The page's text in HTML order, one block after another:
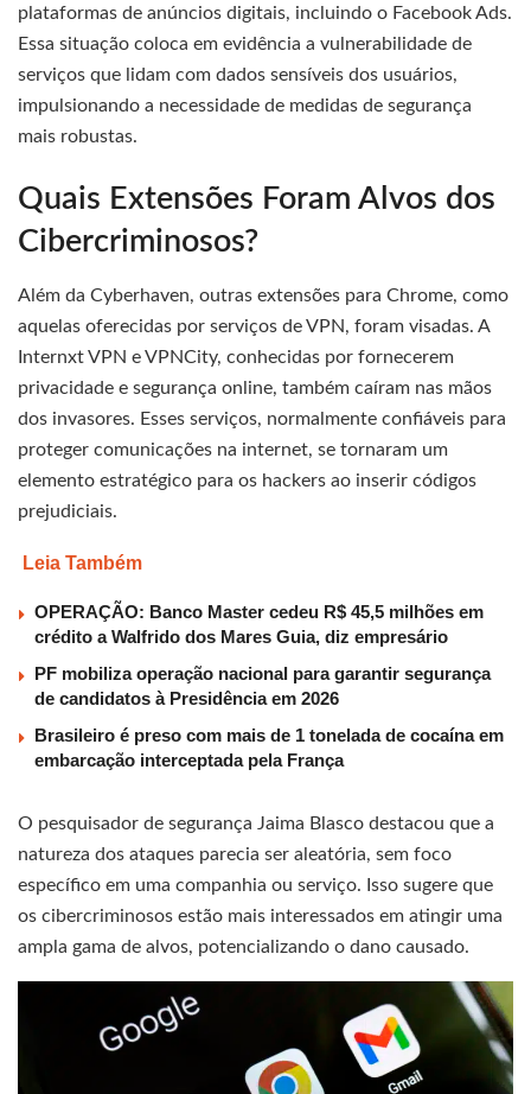
plataformas de anúncios digitais, incluindo o Facebook Ads.
Essa situação coloca em evidência a vulnerabilidade de
serviços que lidam com dados sensíveis dos usuários,
impulsionando a necessidade de medidas de segurança
mais robustas.
Quais Extensões Foram Alvos dos
Cibercriminosos?
Além da Cyberhaven, outras extensões para Chrome, como
aquelas oferecidas por serviços de VPN, foram visadas. A
Internxt VPN e VPNCity, conhecidas por fornecerem
privacidade e segurança online, também caíram nas mãos
dos invasores. Esses serviços, normalmente confiáveis para
proteger comunicações na internet, se tornaram um
elemento estratégico para os hackers ao inserir códigos
prejudiciais.
Leia Também
OPERAÇÃO: Banco Master cedeu R$ 45,5 milhões em
crédito a Walfrido dos Mares Guia, diz empresário
PF mobiliza operação nacional para garantir segurança
de candidatos à Presidência em 2026
Brasileiro é preso com mais de 1 tonelada de cocaína em
embarcação interceptada pela França
O pesquisador de segurança Jaima Blasco destacou que a
natureza dos ataques parecia ser aleatória, sem foco
específico em uma companhia ou serviço. Isso sugere que
os cibercriminosos estão mais interessados em atingir uma
ampla gama de alvos, potencializando o dano causado.